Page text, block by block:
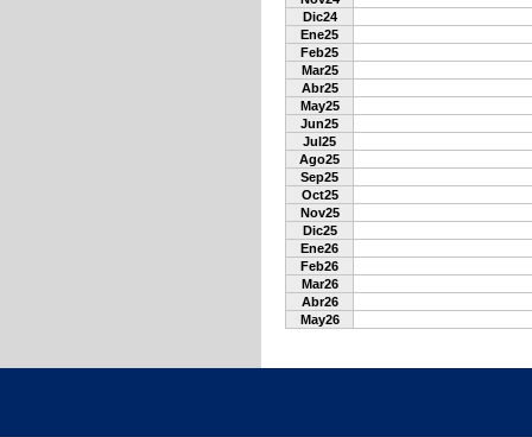
Dic24
Ene25
Feb25
Mar25
Abr25
May25
Jun25
Jul25
Ago25
Sep25
Oct25
Nov25
Dic25
Ene26
Feb26
Mar26
Abr26
May26